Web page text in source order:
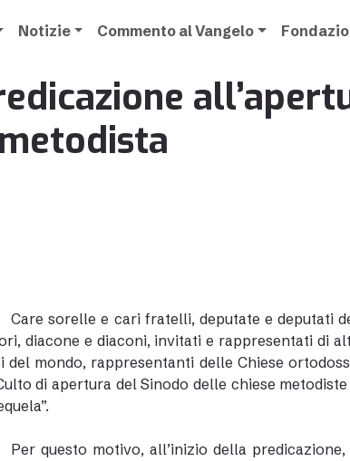
Notizie Commento al Vangelo
Care sorelle e cari fratelli, deputate e deputati
diacone e diaconi, invitati e rappresentati di
del mondo, rappresentanti delle Chiese
di apertura del Sinodo delle chiese
Per questo motivo, all’inizio della